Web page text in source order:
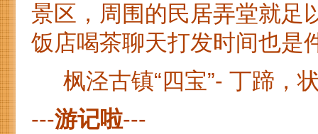
景区，周围的民居弄堂就足
饭店喝茶聊天打发时间也是
枫泾古镇“四宝”- 丁蹄，
---游记啦---